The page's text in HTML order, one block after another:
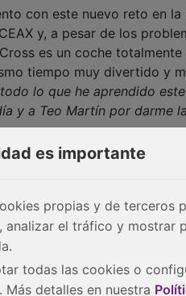
con este nuevo reto en la
y, a pesar de los
es un coche
tiempo muy divertido y
lo que he aprendido
y a Teo Martín por darme
a preparar el gran reto de
Unido y las
contar conmigo
he podido recalar en mejor
y soporte de Teo Martín
en 2020".
es importante
propias y de terceros
analizar el tráfico y mostrar
todas las cookies o
Más detalles en nuestra